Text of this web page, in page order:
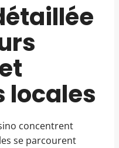
locales
concentrent
se parcourent